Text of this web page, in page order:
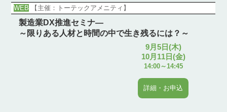
WEB 【主催：トーテックアメニティ】
製造業DX推進セミナ―
～限りある人材と時間の中で生き残るには？～
9月5日(木)
10月11日(金)
14:00～14:45
詳細・お申込